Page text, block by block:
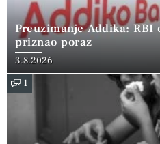
Preuzimanje Addika: RBI
priznao poraz
3.8.2026
1